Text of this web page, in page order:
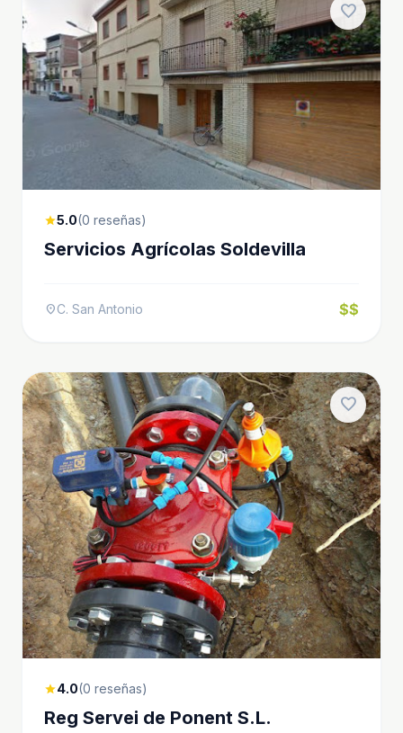
favorite
star5.0(0 reseñas)
Servicios Agrícolas Soldevilla
location_onC. San Antonio $$
favorite
star4.0(0 reseñas)
Reg Servei de Ponent S.L.